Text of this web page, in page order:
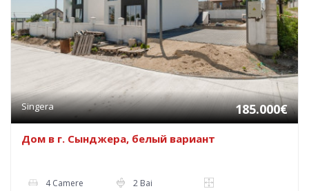
Singera 185.000€
Дом в г. Сынджера, белый вариант
4 Camere 2 Bai